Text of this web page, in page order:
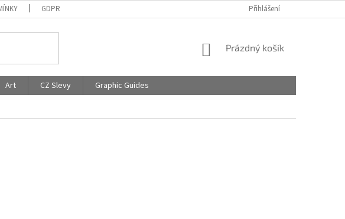
GDPR Přihlášení
NÁKUPNÍ
Prázdný košík
Art CZ Slevy
Graphic Guides